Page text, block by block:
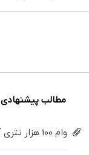
کن
مطالب پیشنهادی
وام 100 هزار تتری آبان تتر | فوری، فقط با احراز هویت